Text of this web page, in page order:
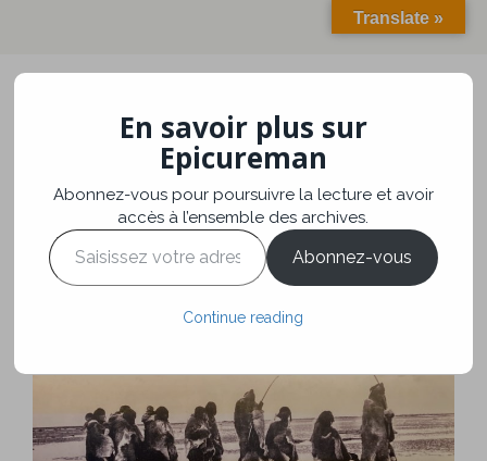
Chili – Parc National
Torres del Paine
Translate »
En savoir plus sur
Epicureman
Abonnez-vous pour poursuivre la lecture et avoir
accès à l’ensemble des archives.
Saisissez
votre
adresse
Abonnez-vous
Continue reading